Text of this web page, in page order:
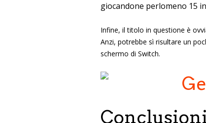
giocandone perlomeno 15
Infine, il titolo in questione è
Anzi, potrebbe sì risultare un
schermo di Switch.